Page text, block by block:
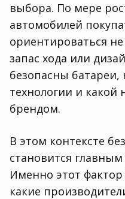
выбора. По мере
автомобилей
ориентироваться
запас хода или
безопасны
технологии и какой
брендом.
В этом контексте
становится
Именно этот фактор
какие